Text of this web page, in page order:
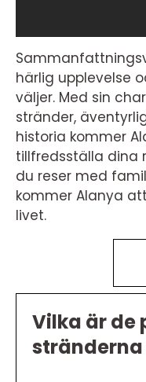
härlig upplevelse
väljer. Med sin
stränder,
historia kommer
tillfredsställa dina
du reser med
kommer Alanya
livet.
Vilka är de
stränderna